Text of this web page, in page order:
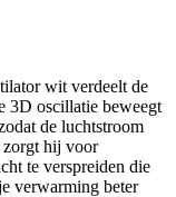
wit verdeelt de
3D oscillatie beweegt
de luchtstroom
zorgt hij voor
te verspreiden die
verwarming beter